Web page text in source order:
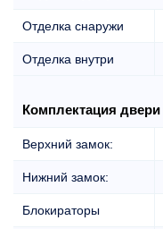
Отделка снаружи
Отделка внутри
Комплектация двери
Верхний замок:
Нижний замок:
Блокираторы